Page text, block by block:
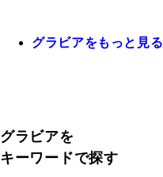
グラビアをもっと見る
グラビアを
キーワードで探す